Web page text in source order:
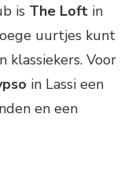
is The Loft in
uurtjes kunt
klassiekers. Voor
in Lassi een
en een